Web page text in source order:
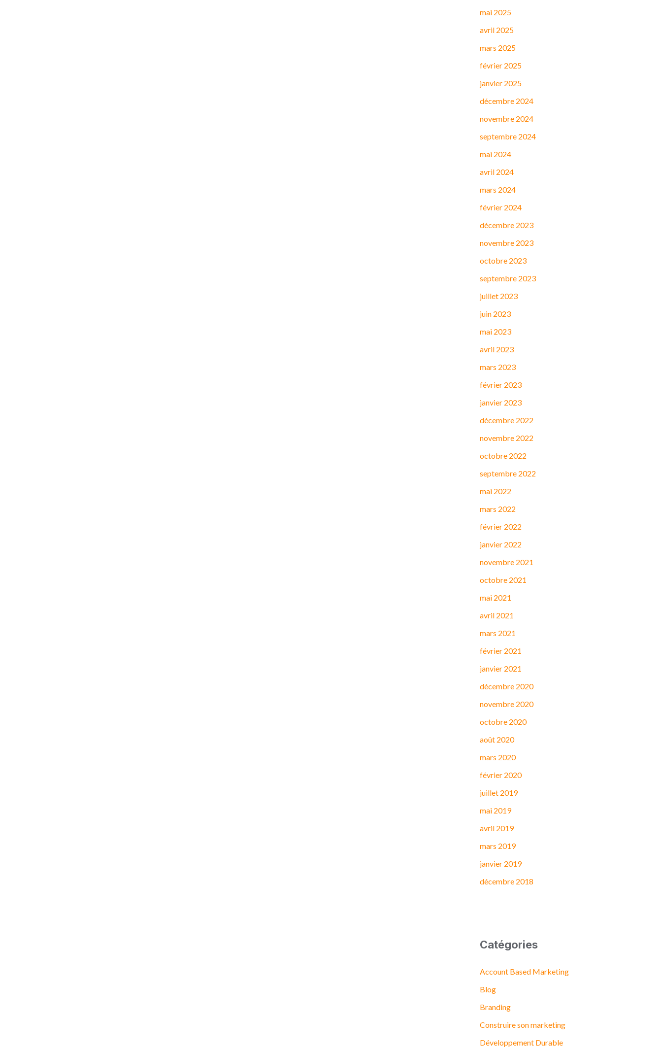
mai 2025
avril 2025
mars 2025
février 2025
janvier 2025
décembre 2024
novembre 2024
septembre 2024
mai 2024
avril 2024
mars 2024
février 2024
décembre 2023
novembre 2023
octobre 2023
septembre 2023
juillet 2023
juin 2023
mai 2023
avril 2023
mars 2023
février 2023
janvier 2023
décembre 2022
novembre 2022
octobre 2022
septembre 2022
mai 2022
mars 2022
février 2022
janvier 2022
novembre 2021
octobre 2021
mai 2021
avril 2021
mars 2021
février 2021
janvier 2021
décembre 2020
novembre 2020
octobre 2020
août 2020
mars 2020
février 2020
juillet 2019
mai 2019
avril 2019
mars 2019
janvier 2019
décembre 2018
Catégories
Account Based Marketing
Blog
Branding
Construire son marketing
Développement Durable